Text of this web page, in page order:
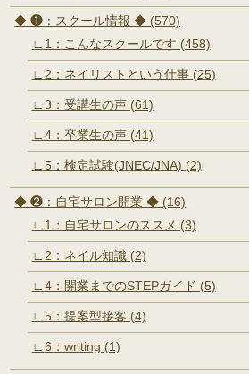
◆ ❶：スクール情報 ◆ (570)
∟1：こんなスクールです (458)
∟2：ネイリストという仕事 (25)
∟3：受講生の声 (61)
∟4：卒業生の声 (41)
∟5：検定試験(JNEC/JNA) (2)
◆ ❷：自宅サロン開業 ◆ (16)
∟1：自宅サロンのススメ (3)
∟2：ネイル知識 (2)
∟4：開業までのSTEPガイド (5)
∟5：提案型接客 (4)
∟6：writing (1)